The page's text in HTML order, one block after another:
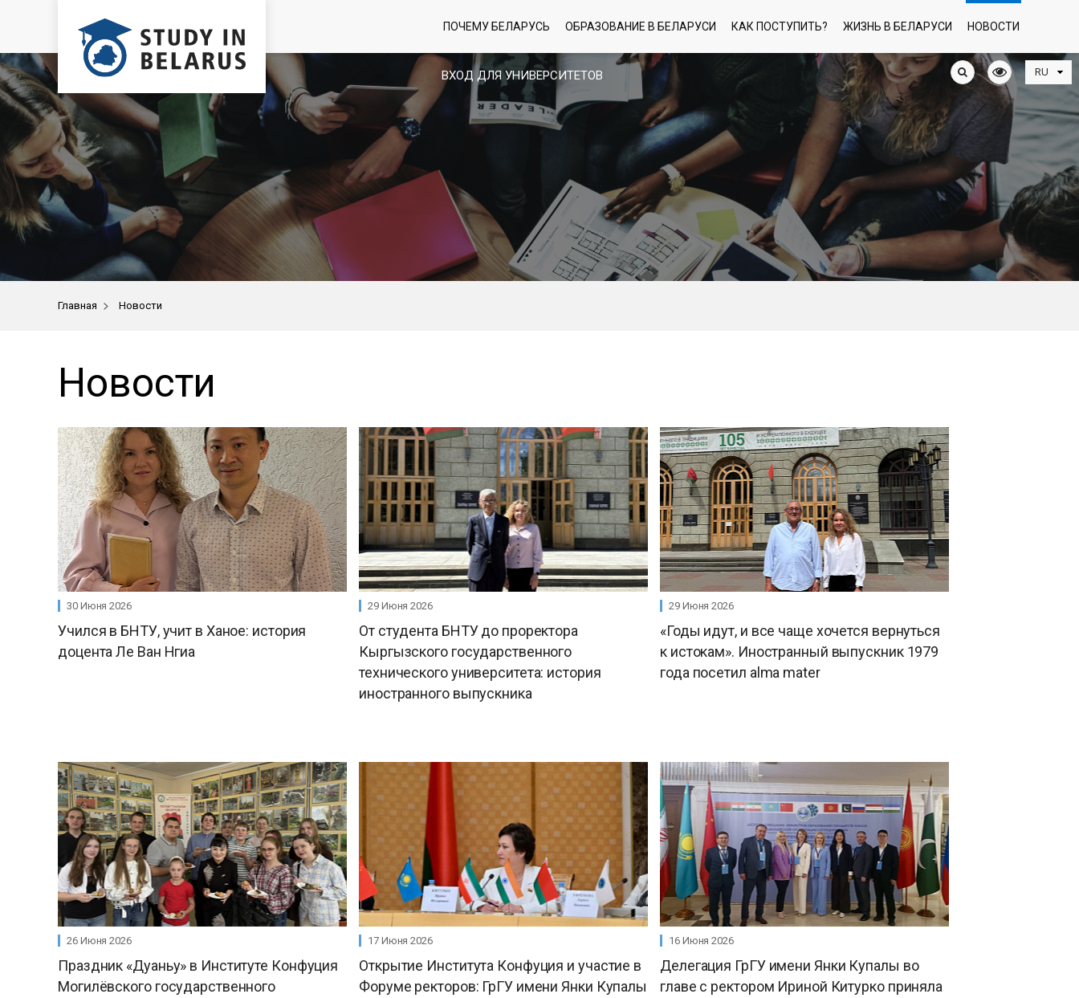
ВХОД ДЛЯ УНИВЕРСИТЕТОВ
ПОЧЕМУ БЕЛАРУСЬ ОБРАЗОВАНИЕ В БЕЛАРУСИ КАК ПОСТУПИТЬ? ЖИЗНЬ В БЕЛАРУСИ НОВОСТИ
Главная > Новости
Новости
30 Июня 2026
Учился в БНТУ, учит в Ханое: история
доцента Ле Ван Нгиа
29 Июня 2026
От студента БНТУ до проректора
Кыргызского государственного
технического университета: история
иностранного выпускника
29 Июня 2026
«Годы идут, и все чаще хочется вернуться
к истокам». Иностранный выпускник 1979
года посетил alma mater
26 Июня 2026
Праздник «Дуаньу» в Институте Конфуция
Могилёвского государственного
17 Июня 2026
Открытие Института Конфуция и участие в
Форуме ректоров: ГрГУ имени Янки Купалы
16 Июня 2026
Делегация ГрГУ имени Янки Купалы во
главе с ректором Ириной Китурко приняла